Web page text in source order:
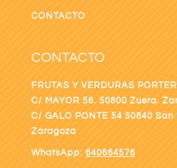
CONTACTO
CONTACTO
FRUTAS Y VERDURAS
C/ MAYOR 56. 50800 Zuera.
C/ GALO PONTE 54 50840
Zaragoza
WhatsApp: 640664576